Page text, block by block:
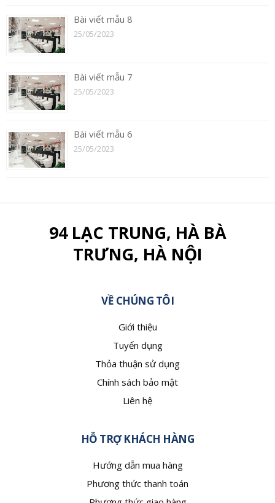
Bài viết mẫu 8
25/05/2023
Bài viết mẫu 7
25/05/2023
Bài viết mẫu 6
25/05/2023
94 LẠC TRUNG, HÀ BÀ
TRƯNG, HÀ NỘI
VỀ CHÚNG TÔI
Giới thiệu
Tuyển dụng
Thỏa thuận sử dụng
Chính sách bảo mật
Liên hệ
HỖ TRỢ KHÁCH HÀNG
Hướng dẫn mua hàng
Phương thức thanh toán